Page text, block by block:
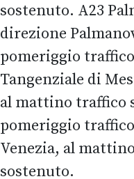
sostenuto. A23
direzione
pomeriggio
Tangenziale di
al mattino traffico
pomeriggio
Venezia, al
sostenuto.